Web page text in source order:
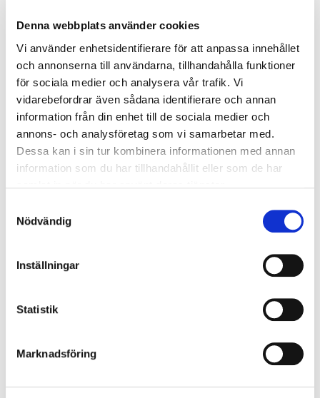
Denna webbplats använder cookies
Vi använder enhetsidentifierare för att anpassa innehållet
och annonserna till användarna, tillhandahålla funktioner
för sociala medier och analysera vår trafik. Vi
vidarebefordrar även sådana identifierare och annan
information från din enhet till de sociala medier och
annons- och analysföretag som vi samarbetar med.
Dessa kan i sin tur kombinera informationen med annan
information som du har tillhandahållit eller som de har
Nödvändig
Inställningar
Statistik
Marknadsföring
du känna dig som hemma fast med alla
bekvämligheter som en femstjärnigt hotell
erbjuder. Alla 134 rummen är stilfullt inredda och
erbjuder en vacker utsikt över landskapet.
Restauranger
Gastronomin är ytterligare en av grundstenarna för
en bra vistelse. När du behöver få tillbaka energin
efter en dag på golfbanan så erbjuds här flera
olika restauranger med både spansk och
Fakta/Faciliteter
Drivingrange
Ja
internet wifi
Ja
Ja
Reception (dygnet runt)
Ja